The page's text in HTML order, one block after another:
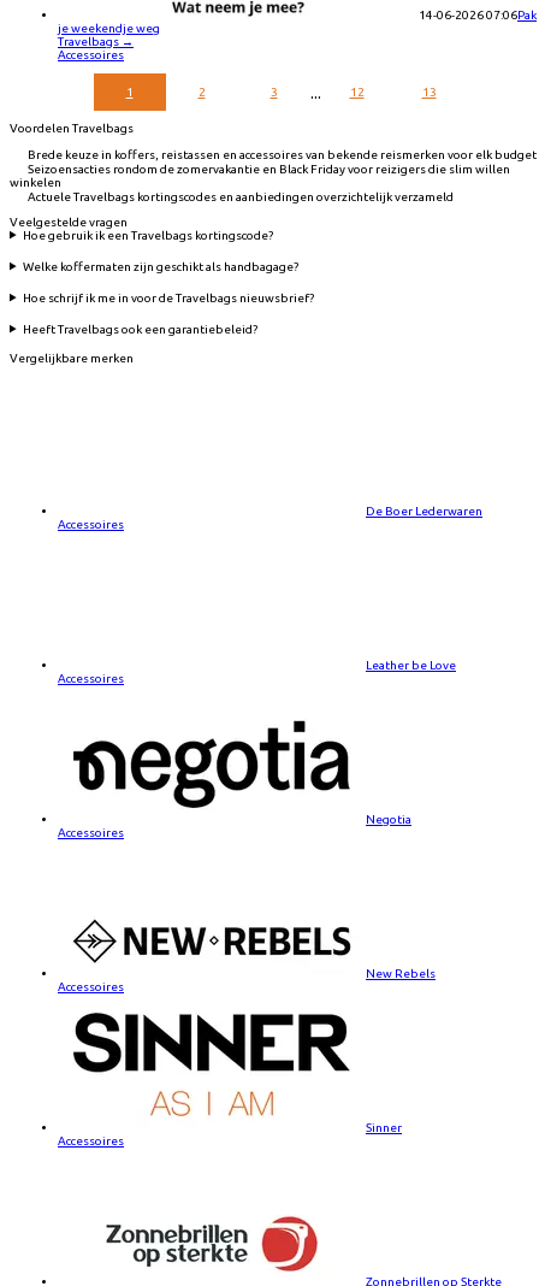
14-06-2026 07:06Pak
je weekendje weg
Travelbags →
Accessoires
1 2 3 ... 12 13
Voordelen Travelbags
Brede keuze in koffers, reistassen en accessoires van bekende reismerken voor elk budget
Seizoensacties rondom de zomervakantie en Black Friday voor reizigers die slim willen
winkelen
Actuele Travelbags kortingscodes en aanbiedingen overzichtelijk verzameld
Veelgestelde vragen
Hoe gebruik ik een Travelbags kortingscode?
Welke koffermaten zijn geschikt als handbagage?
Hoe schrijf ik me in voor de Travelbags nieuwsbrief?
Heeft Travelbags ook een garantiebeleid?
Vergelijkbare merken
De Boer Lederwaren
Accessoires
Leather be Love
Accessoires
Negotia
Accessoires
New Rebels
Accessoires
Sinner
Accessoires
Zonnebrillen op Sterkte